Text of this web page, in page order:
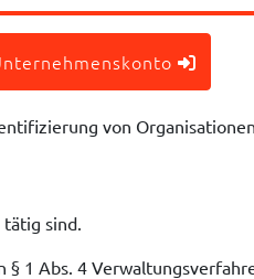
von
sind.
1 Abs. 4